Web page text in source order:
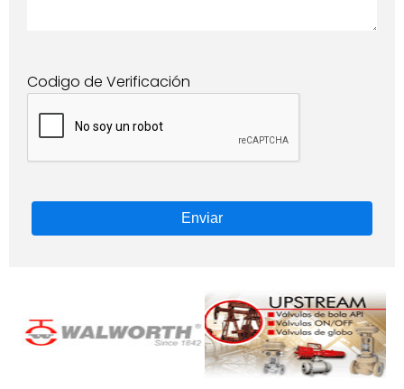
Codigo de Verificación
Enviar